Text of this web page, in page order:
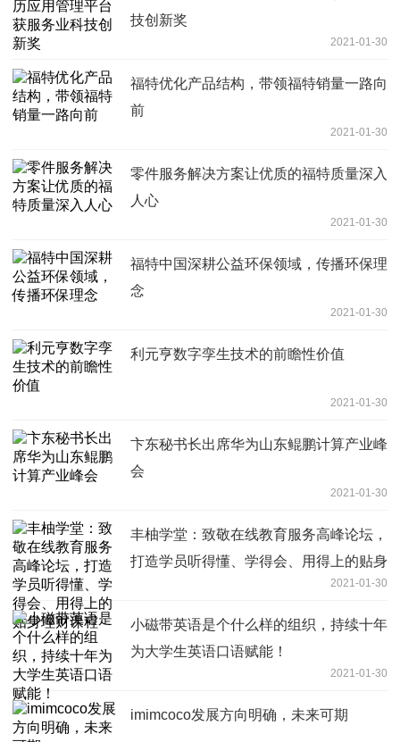
技创新奖
2021-01-30
福特优化产品结构，带领福特销量一路向
前
2021-01-30
零件服务解决方案让优质的福特质量深入
人心
2021-01-30
福特中国深耕公益环保领域，传播环保理
念
2021-01-30
利元亨数字孪生技术的前瞻性价值
2021-01-30
卞东秘书长出席华为山东鲲鹏计算产业峰
会
2021-01-30
丰柚学堂：致敬在线教育服务高峰论坛，
打造学员听得懂、学得会、用得上的贴身
2021-01-30
小磁带英语是个什么样的组织，持续十年
为大学生英语口语赋能！
2021-01-30
imimcoco发展方向明确，未来可期